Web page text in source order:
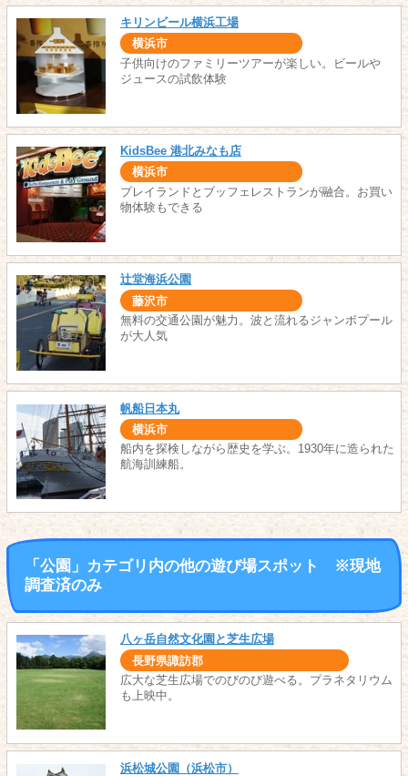
キリンビール横浜工場
横浜市
子供向けのファミリーツアーが楽しい。ビールや
ジュースの試飲体験
KidsBee 港北みなも店
横浜市
プレイランドとブッフェレストランが融合。お買い
物体験もできる
辻堂海浜公園
藤沢市
無料の交通公園が魅力。波と流れるジャンボプール
が大人気
帆船日本丸
横浜市
船内を探検しながら歴史を学ぶ。1930年に造られた
航海訓練船。
「公園」カテゴリ内の他の遊び場スポット ※現地
調査済のみ
八ヶ岳自然文化園と芝生広場
長野県諏訪郡
広大な芝生広場でのびのび遊べる。プラネタリウム
も上映中。
浜松城公園（浜松市）